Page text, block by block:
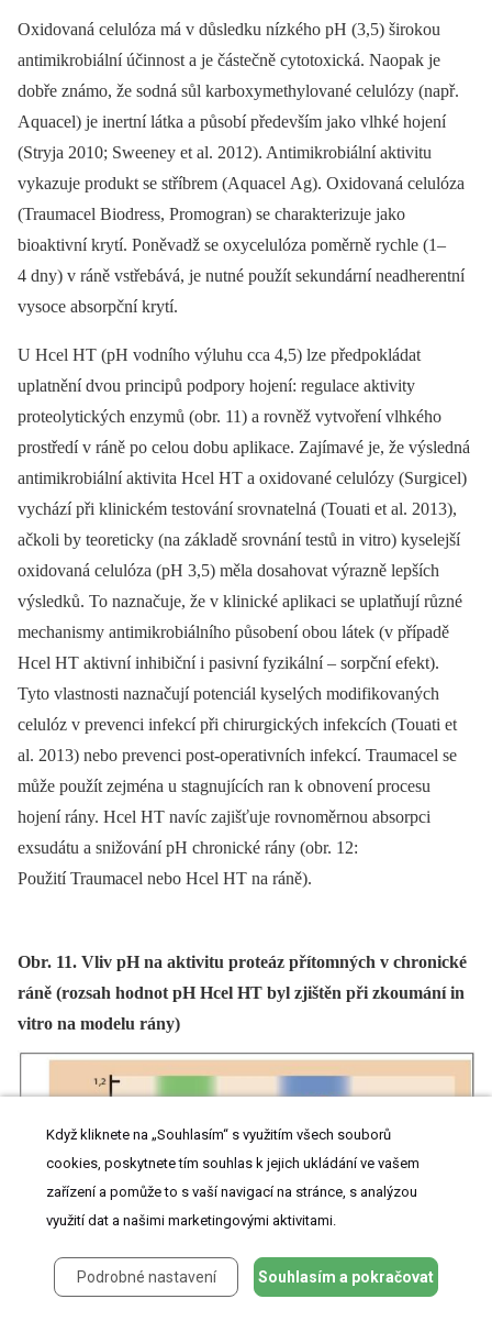
Oxidovaná celulóza má v důsledku nízkého pH (3,5) širokou
antimikrobiální účinnost a je částečně cytotoxická. Naopak je
dobře známo, že sodná sůl karboxymethylované celulózy (např.
Aquacel) je inertní látka a působí především jako vlhké hojení
(Stryja 2010; Sweeney et al. 2012). Antimikrobiální aktivitu
vykazuje produkt se stříbrem (Aquacel Ag). Oxidovaná celulóza
(Traumacel Biodress, Promogran) se charakterizuje jako
bioaktivní krytí. Poněvadž se oxycelulóza poměrně rychle (1–
4 dny) v ráně vstřebává, je nutné použít sekundární neadherentní
vysoce absorpční krytí.
U Hcel HT (pH vodního výluhu cca 4,5) lze předpokládat
uplatnění dvou principů podpory hojení: regulace aktivity
proteolytických enzymů (obr. 11) a rovněž vytvoření vlhkého
prostředí v ráně po celou dobu aplikace. Zajímavé je, že výsledná
antimikrobiální aktivita Hcel HT a oxidované celulózy (Surgicel)
vychází při klinickém testování srovnatelná (Touati et al. 2013),
ačkoli by teoreticky (na základě srovnání testů in vitro) kyselejší
oxidovaná celulóza (pH 3,5) měla dosahovat výrazně lepších
výsledků. To naznačuje, že v klinické aplikaci se uplatňují různé
mechanismy antimikrobiálního působení obou látek (v případě
Hcel HT aktivní inhibiční i pasivní fyzikální –⁠ sorpční efekt).
Tyto vlastnosti naznačují potenciál kyselých modifikovaných
celulóz v prevenci infekcí při chirurgických infekcích (Touati et
al. 2013) nebo prevenci post-operativních infekcí. Traumacel se
může použít zejména u stagnujících ran k obnovení procesu
hojení rány. Hcel HT navíc zajišťuje rovnoměrnou absorpci
exsudátu a snižování pH chronické rány (obr. 12:
Použití Traumacel nebo Hcel HT na ráně).
Obr. 11. Vliv pH na aktivitu proteáz přítomných v chronické
ráně (rozsah hodnot pH Hcel HT byl zjištěn při zkoumání in
vitro na modelu rány)
Když kliknete na „Souhlasím“ s využitím všech souborů
cookies, poskytnete tím souhlas k jejich ukládání ve vašem
zařízení a pomůže to s vaší navigací na stránce, s analýzou
využití dat a našimi marketingovými aktivitami.
Podrobné nastavení Souhlasím a pokračovat